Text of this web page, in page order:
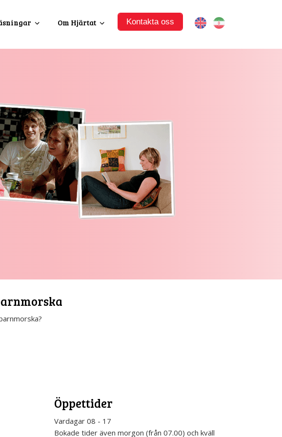
Om Hjärtat Kontakta oss
Öppettider
Vardagar 08 - 17
Bokade tider även morgon (från 07.00) och kväll